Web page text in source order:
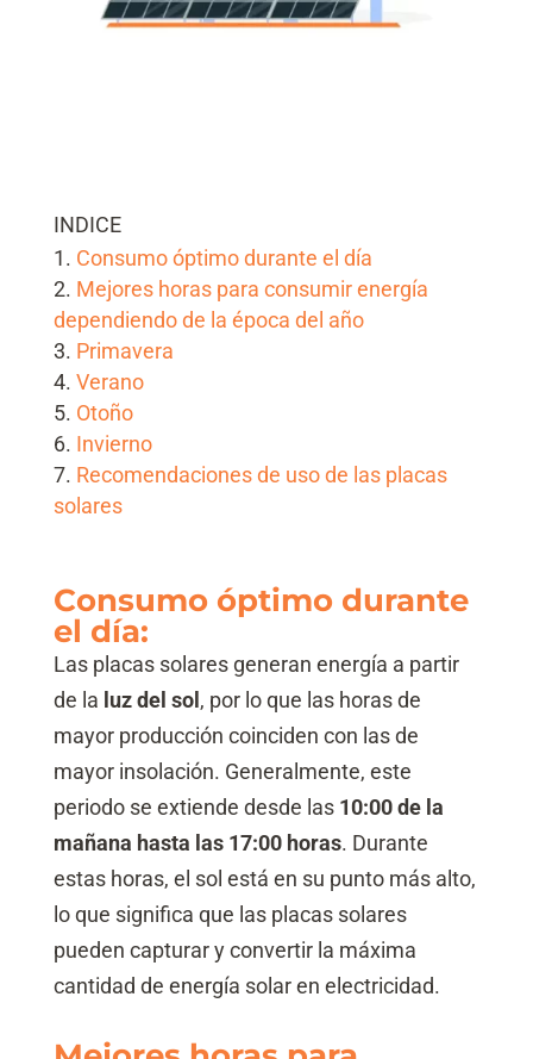
INDICE
Consumo óptimo durante el día
Mejores horas para consumir energía
dependiendo de la época del año
Primavera
Verano
Otoño
Invierno
Recomendaciones de uso de las placas
solares
Consumo óptimo durante
el día:
Las placas solares generan energía a partir
de la luz del sol , por lo que las horas de
mayor producción coinciden con las de
mayor insolación. Generalmente, este
periodo se extiende desde las 10:00 de la
mañana hasta las 17:00 horas. Durante
estas horas, el sol está en su punto más alto,
lo que significa que las placas solares
pueden capturar y convertir la máxima
cantidad de energía solar en electricidad.